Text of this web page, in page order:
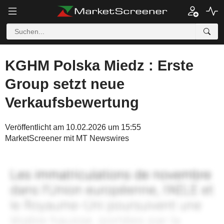
KGHM Polska Miedz : Erste
Group setzt neue
Verkaufsbewertung
Veröffentlicht am 10.02.2026 um 15:55
MarketScreener mit MT Newswires